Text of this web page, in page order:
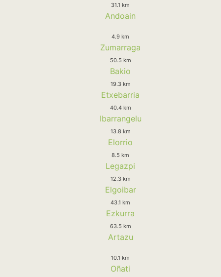
31.1 km
Andoain
4.9 km
Zumarraga
50.5 km
Bakio
19.3 km
Etxebarria
40.4 km
Ibarrangelu
13.8 km
Elorrio
8.5 km
Legazpi
12.3 km
Elgoibar
43.1 km
Ezkurra
63.5 km
Artazu
10.1 km
Oñati